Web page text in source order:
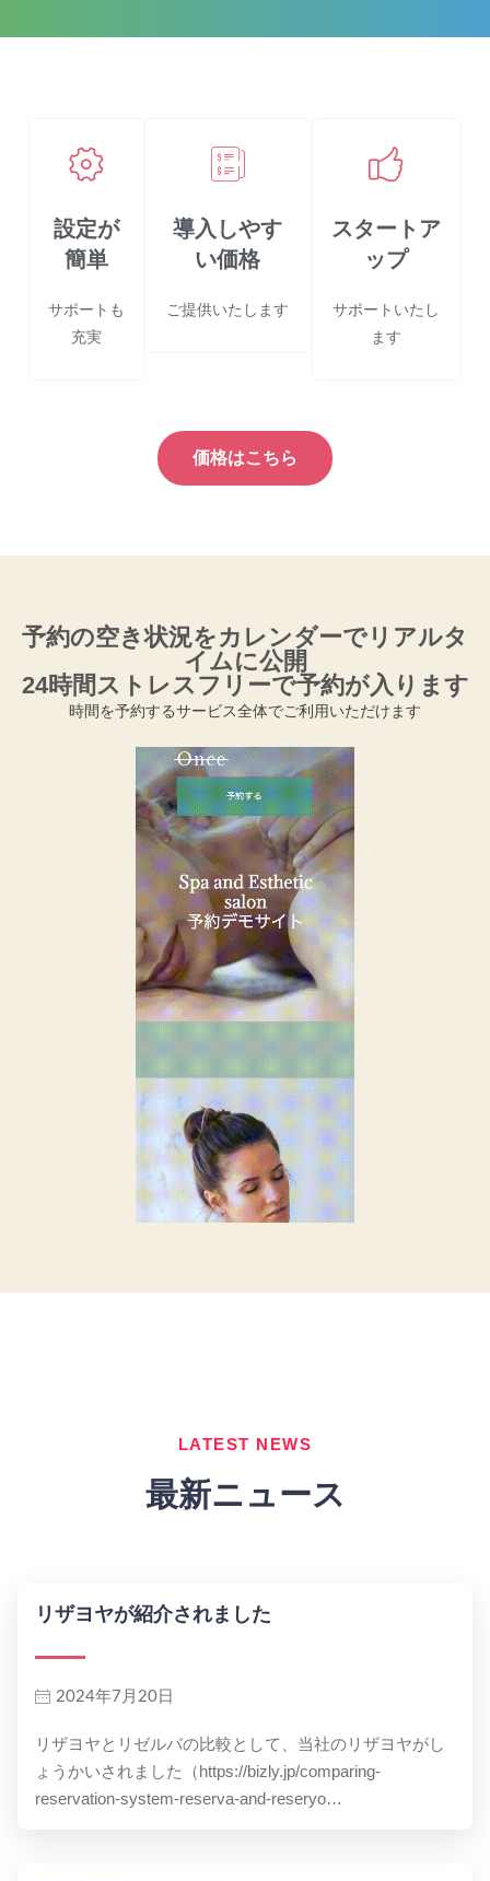
設定が
簡単
サポートも
充実
導入しやす
い価格
ご提供いたします
スタートア
ップ
サポートいたし
ます
価格はこちら
予約の空き状況をカレンダーでリアルタ
イムに公開
24時間ストレスフリーで予約が入ります
時間を予約するサービス全体でご利用いただけます
LATEST NEWS
最新ニュース
リザヨヤが紹介されました
2024年7月20日
リザヨヤとリゼルバの比較として、当社のリザヨヤがし
ょうかいされました（https://bizly.jp/comparing-
reservation-system-reserva-and-reseryo…